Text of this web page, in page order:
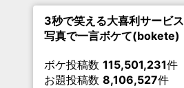
3秒で笑える大喜利サービス
写真で一言ボケて(bokete)
ボケ投稿数 115,501,231件
お題投稿数 8,106,527件